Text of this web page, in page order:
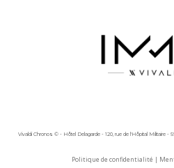
Vivaldi Chronos © - Hôtel Delagarde - 120, rue de l'Hôpital Militaire
Politique de confidentialité |